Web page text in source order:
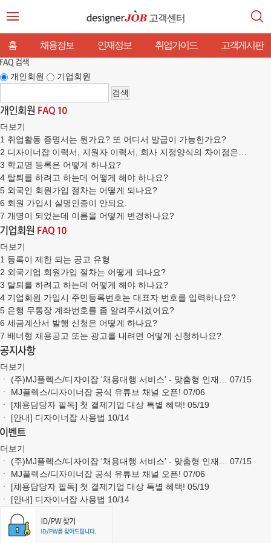
고객센터
홈 채용정보 인재정보 취업가이드 고객게시판
개인회원 기업회원
더보기
1 취업활동 증명서는 뭔가요? 또 어디서 발급이 가능한가요?
2 디자이너잡 이력서, 지원자 이력서, 회사 지정양식의 차이점은…
3 학교명 등록은 어떻게 하나요?
4 탈퇴를 하려고 하는데 어떻게 해야 하나요?
5 외국인 회원가입 절차는 어떻게 되나요?
6 회원 가입시 실명인증이 안되요.
7 개명이 되었는데 이름을 어떻게 변경하나요?
더보기
1 등록이 제한 되는 공고 유형
2 외국기업 회원가입 절차는 어떻게 되나요?
3 탈퇴를 하려고 하는데 어떻게 해야 하나요?
4 기업회원 가입시 주민등록번호는 대표자 번호를 입력하나요?
5 은행 무통장 계좌번호를 좀 알려주시겠어요?
6 세금계산서 발행 신청은 어떻게 하나요?
7 배너형 채용공고 또는 광고를 내려면 어떻게 신청하나요?
더보기
ㆍ
(주)MJ플렉스/디자이잡 '채용대행 서비스' - 맞춤형 인재…
07/15
ㆍ
MJ플렉스/디자이너잡 공식 유튜브 채널 오픈! 07/06
ㆍ
[채용담당자 필독] 첫 결제기업 대상 특별 혜택! 05/19
ㆍ
[안내] 디자이너잡 사용법 10/14
더보기
ㆍ
(주)MJ플렉스/디자이잡 '채용대행 서비스' - 맞춤형 인재…
07/15
ㆍ
MJ플렉스/디자이너잡 공식 유튜브 채널 오픈! 07/06
ㆍ
[채용담당자 필독] 첫 결제기업 대상 특별 혜택! 05/19
ㆍ
[안내] 디자이너잡 사용법 10/14